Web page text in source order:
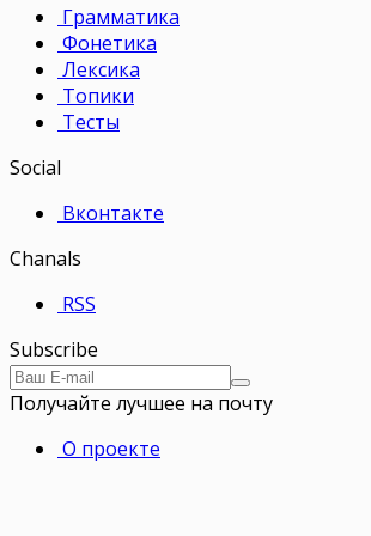
Грамматика
Фонетика
Лексика
Топики
Тесты
Social
Вконтакте
Chanals
RSS
Subscribe
Получайте лучшее на почту
О проекте